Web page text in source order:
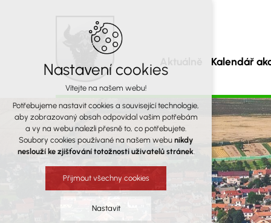
Kalendář
Obec Osová
a místní část Osová
Nastavení cookies
Vítejte na našem webu!
Potřebujeme nastavit cookies a související technologie,
aby zobrazovaný obsah odpovídal vašim potřebám
a vy na webu nalezli přesně to, co potřebujete.
Soubory cookies používané na našem webu nikdy
neslouží ke zjišťování totožnosti uživatelů stránek.
Přijmout všechny cookies
Nastavit